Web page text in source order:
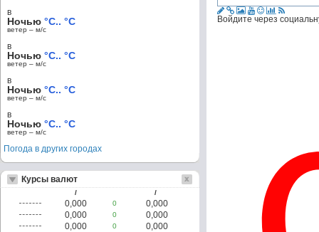
Войдите через
в
Ночью °C.. °C
ветер – м/c
в
Ночью °C.. °C
ветер – м/c
в
Ночью °C.. °C
ветер – м/c
в
Ночью °C.. °C
ветер – м/c
Погода в других городах
Курсы валют
/ /
0,000 0
0,000
0,000
0
0,000
0,000
0
0,000